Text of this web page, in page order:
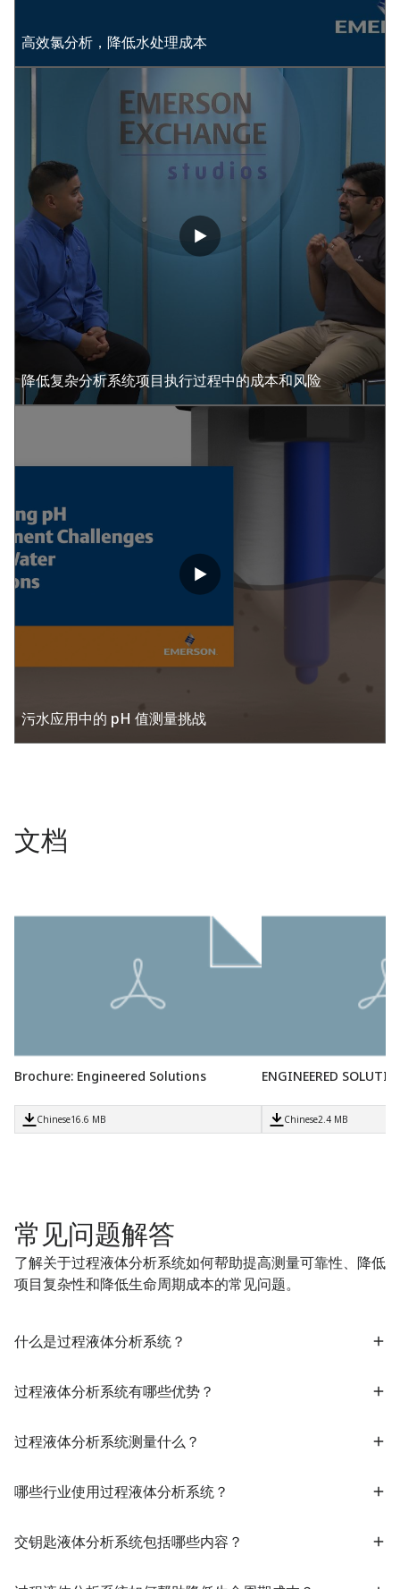
高效氯分析，降低水处理成本​
降低复杂分析系统项目执行过程中的成本和风险​
污水应用中的 pH 值测量挑战​ ​
文档
Brochure: Engineered Solutions
Chinese16.6 MB
ENGINEERED
Chinese2.4 MB
常见问题解答
了解关于过程液体分析系统如何帮助提高测量可靠性、降低
项目复杂性和降低生命周期成本的常见问题。
什么是过程液体分析系统？
过程液体分析系统有哪些优势？
过程液体分析系统测量什么？
哪些行业使用过程液体分析系统？
交钥匙液体分析系统包括哪些内容？